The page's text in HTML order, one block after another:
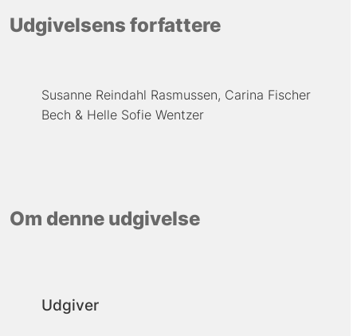
Udgivelsens forfattere
Susanne Reindahl Rasmussen Carina Fischer
Bech
Helle Sofie Wentzer
Om denne udgivelse
Udgiver